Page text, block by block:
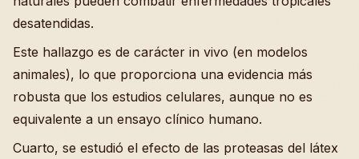
desatendidas.
Este hallazgo es de carácter in vivo (en modelos
animales), lo que proporciona una evidencia más
robusta que los estudios celulares, aunque no es
equivalente a un ensayo clínico humano.
Cuarto, se estudió el efecto de las proteasas del látex